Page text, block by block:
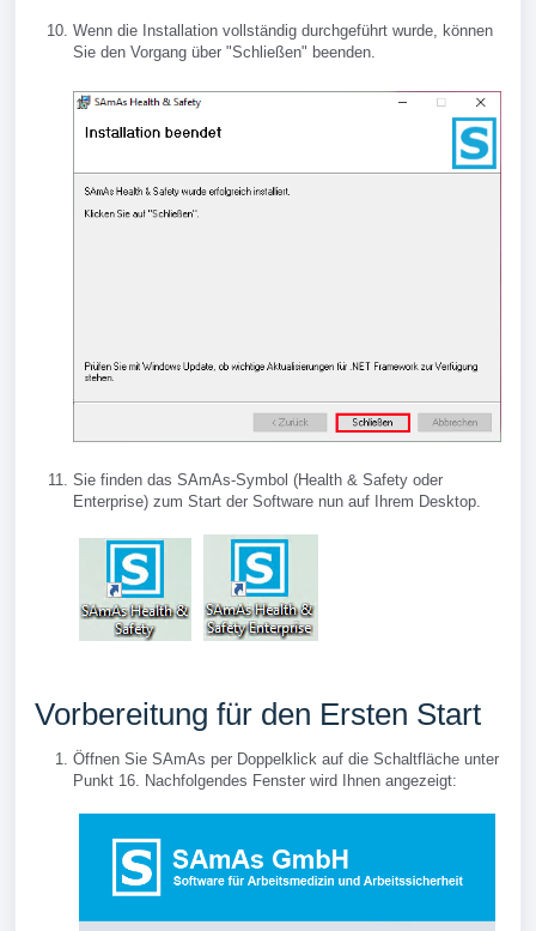
Wenn die Installation vollständig durchgeführt wurde, können
Sie den Vorgang über "Schließen" beenden.
Sie finden das SAmAs-Symbol (Health & Safety oder
Enterprise) zum Start der Software nun auf Ihrem Desktop.
Vorbereitung für den Ersten Start
Öffnen Sie SAmAs per Doppelklick auf die Schaltfläche unter
Punkt 16. Nachfolgendes Fenster wird Ihnen angezeigt: